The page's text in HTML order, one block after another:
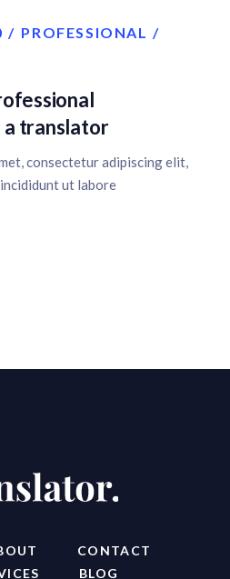
PROFESSIONAL
a translator
consectetur adipiscing elit,
ut labore
CONTACT
BLOG